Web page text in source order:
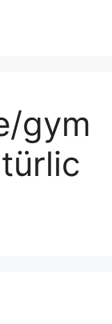
gym